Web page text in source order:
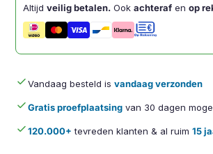
Altijdveilig betalen. Ookachteraf enop
doneVandaag besteld isvandaag verzonden
doneGratis proefplaatsing van 30 dagen
done120.000+ tevreden klanten & al ruim15